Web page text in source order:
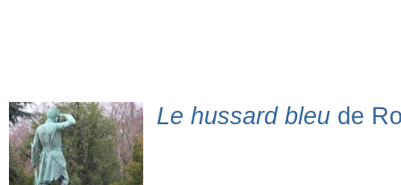
Le hussard bleu de